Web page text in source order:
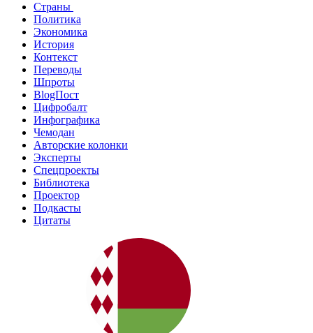
Страны
Политика
Экономика
История
Контекст
Переводы
Шпроты
BlogПост
Цифробалт
Инфографика
Чемодан
Авторские колонки
Эксперты
Спецпроекты
Библиотека
Проектор
Подкасты
Цитаты